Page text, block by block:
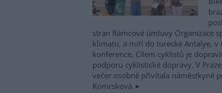
stran Rámcové úmluvy Organizace
klimatu, a míří do turecké Antalye, v
konference. Cílem cyklistů je
podporu cyklistické dopravy. V
večer osobně přivítala náměstkyně
Komrsková.